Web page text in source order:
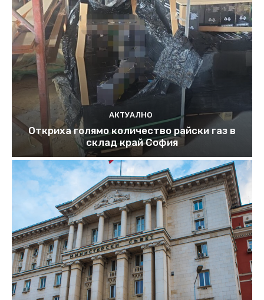
АКТУАЛНО
Откриха голямо количество райски газ в
склад край София